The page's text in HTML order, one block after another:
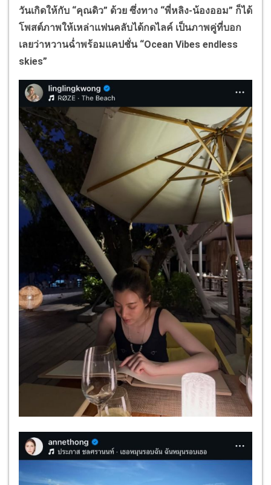
วันเกิดให้กับ “คุณดิว” ด้วย ซึ่งทาง “พี่หลิง-น้องออม” ก็ได้
โพสต์ภาพให้เหล่าแฟนคลับได้กดไลค์ เป็นภาพคู่ที่บอก
เลยว่าหวานฉ่ำพร้อมแคปชั่น “Ocean Vibes endless
skies”